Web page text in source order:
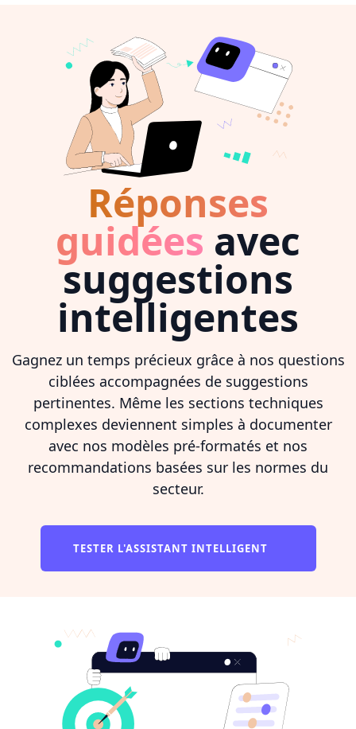
Réponses
guidées avec
suggestions
intelligentes
Gagnez un temps précieux grâce à nos questions
ciblées accompagnées de suggestions
pertinentes. Même les sections techniques
complexes deviennent simples à documenter
avec nos modèles pré-formatés et nos
recommandations basées sur les normes du
secteur.
TESTER L'ASSISTANT INTELLIGENT